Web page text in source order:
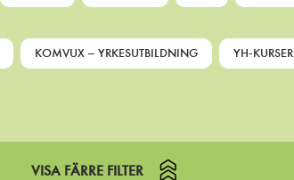
KOMVUX – YRKESUTBILDNING YH-KURSER
VISA FÄRRE FILTER